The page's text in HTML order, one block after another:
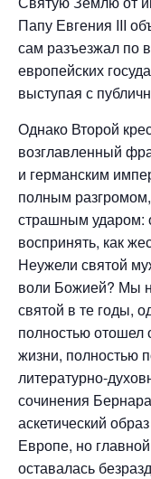
Папу Евгения III
сам разъезжал по
европейских
выступая с
Однако Второй
возглавленный
и германским
полным
страшным ударом:
воспринять, как
Неужели святой
воли Божией? Мы
святой в те годы,
полностью отошел
жизни, полностью
литературно-
сочинения
аскетический
Европе, но
оставалась